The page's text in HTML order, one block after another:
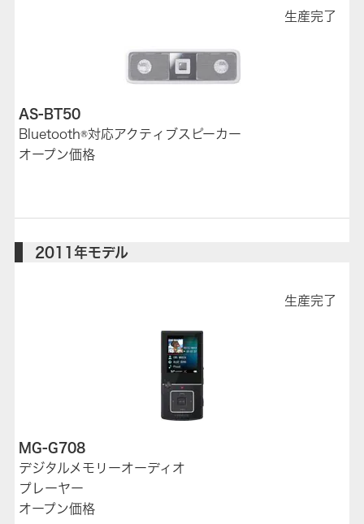
生産完了
AS-BT50
Bluetooth®対応アクティブスピーカー
オープン価格
2011年モデル
生産完了
MG-G708
デジタルメモリーオーディオ
プレーヤー
オープン価格